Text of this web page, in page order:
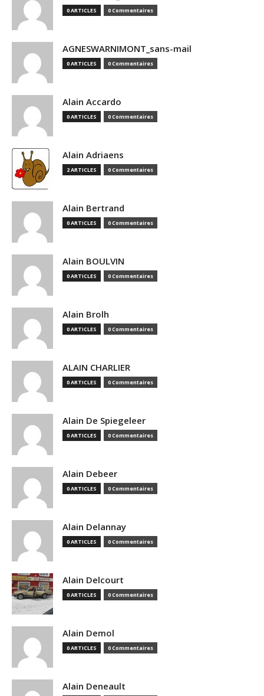
0 ARTICLES 0 Commentaires
AGNESWARNIMONT_sans-mail
0 ARTICLES 0 Commentaires
Alain Accardo
0 ARTICLES 0 Commentaires
Alain Adriaens
2 ARTICLES 0 Commentaires
Alain Bertrand
0 ARTICLES 0 Commentaires
Alain BOULVIN
0 ARTICLES 0 Commentaires
Alain Brolh
0 ARTICLES 0 Commentaires
ALAIN CHARLIER
0 ARTICLES 0 Commentaires
Alain De Spiegeleer
0 ARTICLES 0 Commentaires
Alain Debeer
0 ARTICLES 0 Commentaires
Alain Delannay
0 ARTICLES 0 Commentaires
Alain Delcourt
0 ARTICLES 0 Commentaires
Alain Demol
0 ARTICLES 0 Commentaires
Alain Deneault